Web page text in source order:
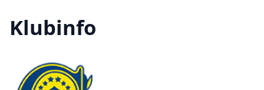
Klubinfo